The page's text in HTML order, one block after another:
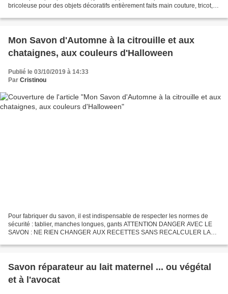
bricoleuse pour des objets décoratifs entièrement faits main couture, tricot,
Mon Savon d'Automne à la citrouille et aux
chataignes, aux couleurs d'Halloween
Publié le 03/10/2019 à 14:33
Par Cristinou
Pour fabriquer du savon, il est indispensable de respecter les normes de
sécurité : tablier, manches longues, gants ATTENTION DANGER AVEC LE
SAVON : NE RIEN CHANGER AUX RECETTES SANS RECALCULER LA
Savon réparateur au lait maternel ... ou végétal
et à l'avocat